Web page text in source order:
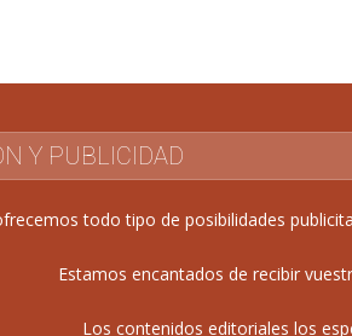
Y PUBLICIDAD
todo tipo de posibilidades
Estamos encantados de recibir
Los contenidos editoriales los